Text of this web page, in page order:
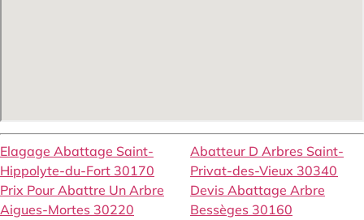
Elagage Abattage Saint-
Hippolyte-du-Fort 30170
Prix Pour Abattre Un Arbre
Aigues-Mortes 30220
Abatteur D Arbres Saint-
Privat-des-Vieux 30340
Devis Abattage Arbre
Bessèges 30160